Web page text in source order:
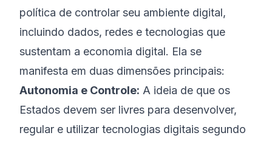
política de controlar seu ambiente digital,
incluindo dados, redes e tecnologias que
sustentam a economia digital. Ela se
manifesta em duas dimensões principais:
Autonomia e Controle: A ideia de que os
Estados devem ser livres para desenvolver,
regular e utilizar tecnologias digitais segundo